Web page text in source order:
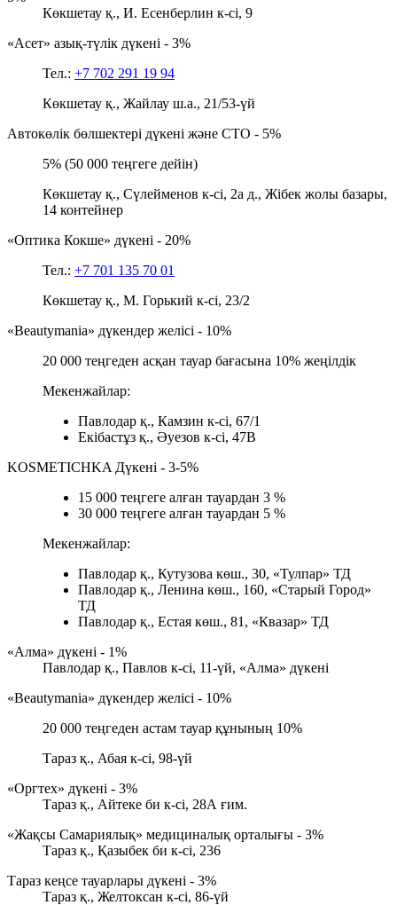
Көкшетау қ., И. Есенберлин к-сі, 9
«Асет» азық-түлік дүкені - 3%
Тел.: +7 702 291 19 94
Көкшетау қ., Жайлау ш.а., 21/53-үй
Автокөлік бөлшектері дүкені және СТО - 5%
5% (50 000 теңгеге дейін)
Көкшетау қ., Сүлейменов к-сі, 2а д., Жібек жолы базары,
14 контейнер
«Оптика Кокше» дүкені - 20%
Тел.: +7 701 135 70 01
Көкшетау қ., М. Горький к-сі, 23/2
«Beautymania» дүкендер желісі - 10%
20 000 теңгеден асқан тауар бағасына 10% жеңілдік
Мекенжайлар:
Павлодар қ., Камзин к-сі, 67/1
Екібастұз қ., Әуезов к-сі, 47В
KOSMETICHKA Дүкені - 3-5%
15 000 теңгеге алған тауардан 3 %
30 000 теңгеге алған тауардан 5 %
Мекенжайлар:
Павлодар қ., Кутузова көш., 30, «Тулпар» ТД
Павлодар қ., Ленина көш., 160, «Старый Город»
ТД
Павлодар қ., Естая көш., 81, «Квазар» ТД
«Алма» дүкені - 1%
Павлодар қ., Павлов к-сі, 11-үй, «Алма» дүкені
«Beautymania» дүкендер желісі - 10%
20 000 теңгеден астам тауар құнының 10%
Тараз қ., Абая к-сі, 98-үй
«Оргтех» дүкені - 3%
Тараз қ., Айтеке би к-сі, 28А ғим.
«Жақсы Самариялық» медициналық орталығы - 3%
Тараз қ., Қазыбек би к-сі, 236
Тараз кеңсе тауарлары дүкені - 3%
Тараз қ., Желтоксан к-сі, 86-үй